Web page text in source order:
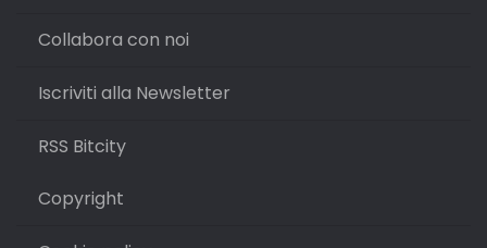
Collabora con noi
Iscriviti alla Newsletter
RSS Bitcity
Copyright